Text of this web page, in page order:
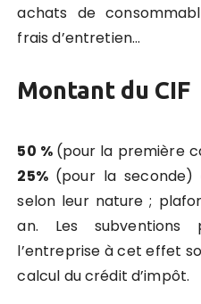
achats de
frais d’entretien…
Montant du CIF
50 % (pour la première
25% (pour la seconde)
selon leur nature ;
an. Les subventions
l’entreprise à cet effet
calcul du crédit d’impôt.